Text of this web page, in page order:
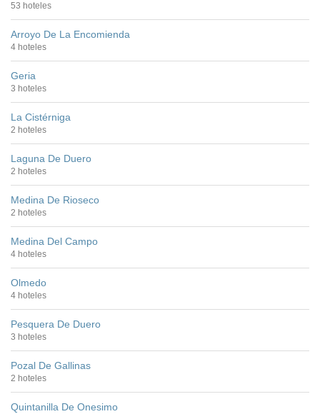
53 hoteles
Arroyo De La Encomienda
4 hoteles
Geria
3 hoteles
La Cistérniga
2 hoteles
Laguna De Duero
2 hoteles
Medina De Rioseco
2 hoteles
Medina Del Campo
4 hoteles
Olmedo
4 hoteles
Pesquera De Duero
3 hoteles
Pozal De Gallinas
2 hoteles
Quintanilla De Onesimo